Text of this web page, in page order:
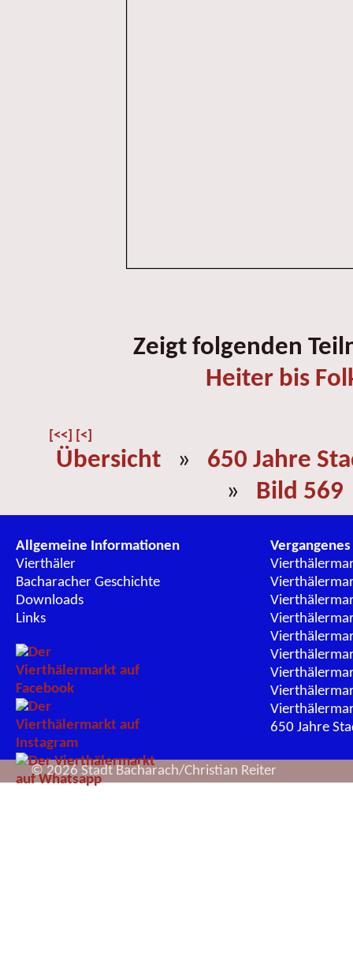
Zeigt folgenden
Heiter bis
[<<] [<]
Übersicht » 650 Jahre
» Bild 569
Allgemeine Informationen
Vierthäler
Bacharacher Geschichte
Downloads
Links
Vergangenes
650 Jahre
© 2026 Stadt Bacharach/Christian Reiter